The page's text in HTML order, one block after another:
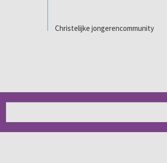
Christelijke jongerencommunity